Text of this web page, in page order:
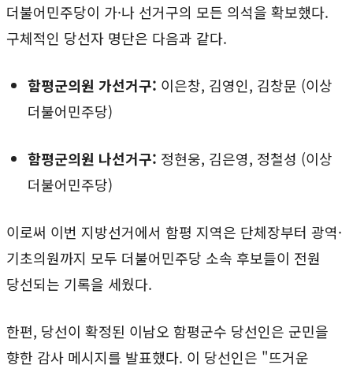
더불어민주당이 가·나 선거구의 모든 의석을 확보했다.
구체적인 당선자 명단은 다음과 같다.
함평군의원 가선거구: 이은창, 김영인, 김창문 (이상
더불어민주당)
함평군의원 나선거구: 정현웅, 김은영, 정철성 (이상
더불어민주당)
이로써 이번 지방선거에서 함평 지역은 단체장부터 광역·
기초의원까지 모두 더불어민주당 소속 후보들이 전원
당선되는 기록을 세웠다.
한편, 당선이 확정된 이남오 함평군수 당선인은 군민을
향한 감사 메시지를 발표했다. 이 당선인은 "뜨거운